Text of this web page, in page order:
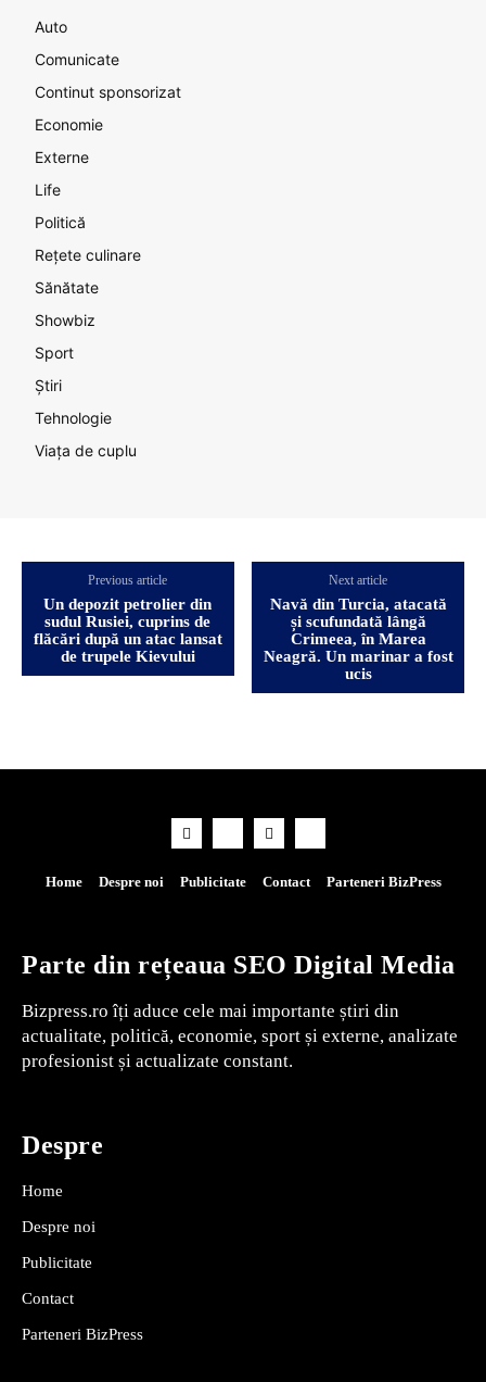
Auto
Comunicate
Continut sponsorizat
Economie
Externe
Life
Politică
Rețete culinare
Sănătate
Showbiz
Sport
Știri
Tehnologie
Viața de cuplu
Previous article
Un depozit petrolier din
sudul Rusiei, cuprins de
flăcări după un atac lansat
de trupele Kievului
Next article
Navă din Turcia, atacată
și scufundată lângă
Crimeea, în Marea
Neagră. Un marinar a fost
ucis
Home Despre noi Publicitate Contact Parteneri BizPress
Parte din rețeaua SEO Digital Media
Bizpress.ro îți aduce cele mai importante știri din
actualitate, politică, economie, sport și externe, analizate
profesionist și actualizate constant.
Despre
Home
Despre noi
Publicitate
Contact
Parteneri BizPress